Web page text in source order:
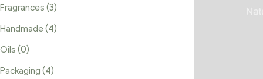
Fragrances (3)
Handmade(4)
Oils (0)
Packaging (4)